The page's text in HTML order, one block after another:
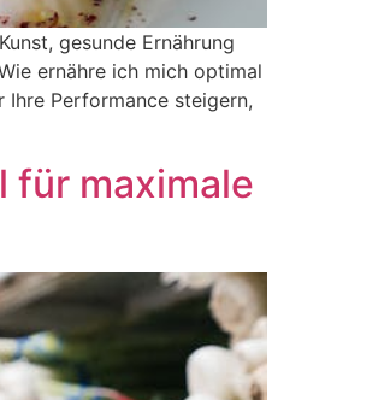
gesunde Ernährung
ernähre ich mich optimal
Performance steigern,
für maximale